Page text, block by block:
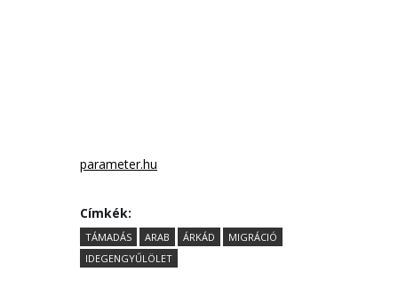
parameter.hu
Címkék:
TÁMADÁS ARAB ÁRKÁD
MIGRÁCIÓ
IDEGENGYŰLÖLET